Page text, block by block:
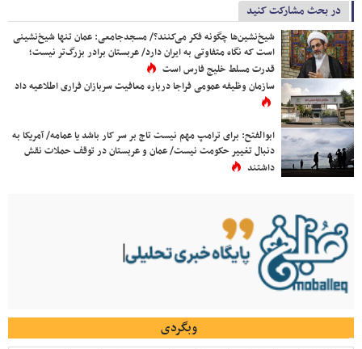
در بحث مشارکت کنید
شیخ‌نشین‌ها چگونه فکر می‌کنند؟/ مسجدجامعی: عمان تنها شیخ‌نشینی
است که نگاه متفاوتی به ایران دارد/ عربستان برادر بزرگ‌تر نیست؛
قدرت مسلط خلیج فارس است
سازمان وظیفه عمومی فراجا درباره معافیت سربازان فراری اطلاعیه داد
ابوالفتح: برای ترامپ مهم نیست تاج بر سر کار باشد یا عمامه/ آمریکا به
دنبال تغییر حکومت نیست/ عمان و عربستان در توقف حملات نقش
داشتند
وبگردی